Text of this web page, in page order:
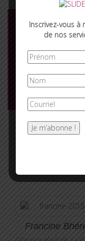
Faites
vos
Nous
Francine
Inscrivez-vous
de nos